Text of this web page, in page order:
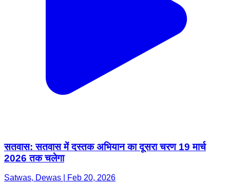
सतवास: सतवास में दस्तक अभियान का दूसरा चरण 19 मार्च
2026 तक चलेगा
Satwas, Dewas | Feb 20, 2026